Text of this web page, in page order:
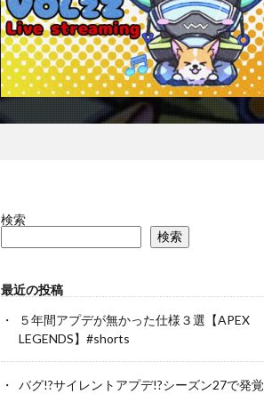
検索
検索
最近の投稿
５年間アプデが無かった仕様３選【APEX
LEGENDS】#shorts
バグ!?サイレントアプデ!?シーズン27で発覚